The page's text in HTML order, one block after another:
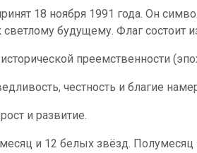
18 ноября 1991 года. Он
будущему. Флаг состоит
преемственности
честность и благие
и развитие.
и 12 белых звёзд.